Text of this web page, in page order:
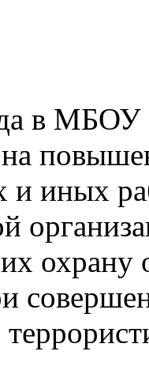
в
и иных
охрану